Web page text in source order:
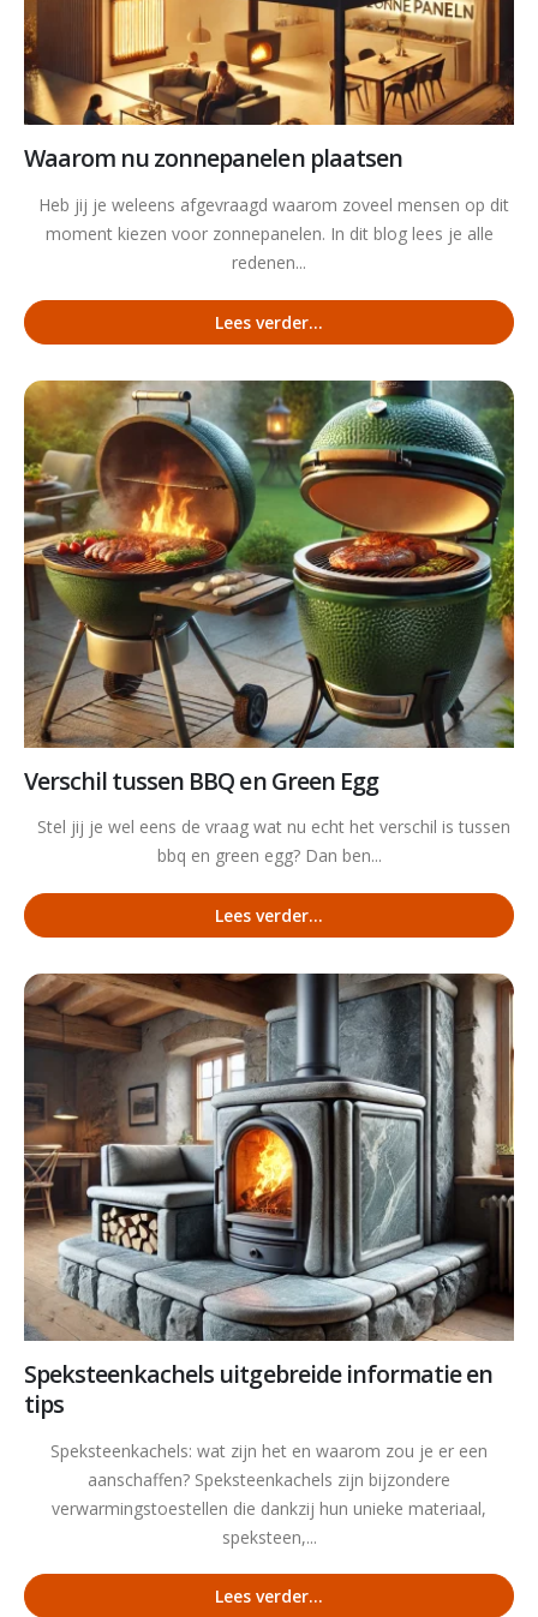
Waarom nu zonnepanelen plaatsen
Heb jij je weleens afgevraagd waarom zoveel mensen op dit
moment kiezen voor zonnepanelen. In dit blog lees je alle
redenen...
Lees verder...
Verschil tussen BBQ en Green Egg
Stel jij je wel eens de vraag wat nu echt het verschil is tussen
bbq en green egg? Dan ben...
Lees verder...
Speksteenkachels uitgebreide informatie en
tips
Speksteenkachels: wat zijn het en waarom zou je er een
aanschaffen? Speksteenkachels zijn bijzondere
verwarmingstoestellen die dankzij hun unieke materiaal,
speksteen,...
Lees verder...